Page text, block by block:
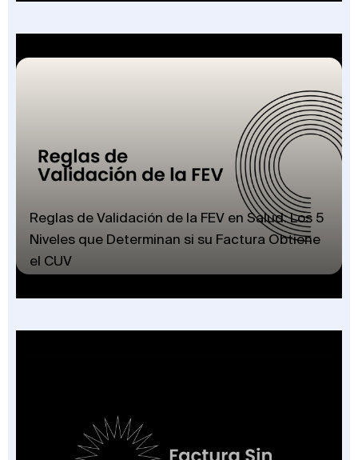
Reglas de Validación de la FEV en Salud: Los 5
Niveles que Determinan si su Factura Obtiene
el CUV